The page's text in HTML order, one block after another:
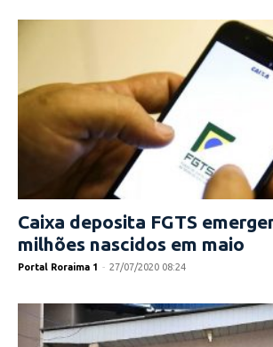
Caixa deposita FGTS
milhões nascidos em maio
Portal Roraima 1 - 27/07/2020 08:24